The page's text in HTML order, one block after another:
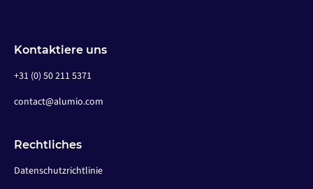
Kontaktiere uns
+31 (0) 50 211 5371
contact@alumio.com
Rechtliches
Datenschutzrichtlinie